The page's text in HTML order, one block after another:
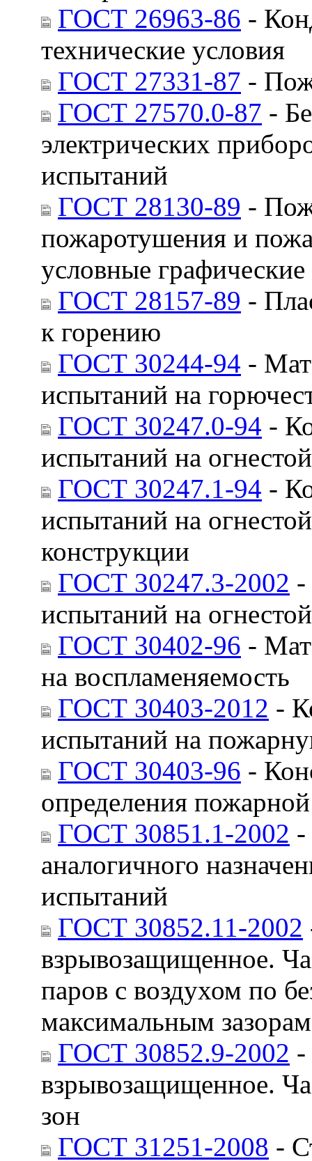
ГОСТ 26963-86 -
технические условия
ГОСТ 27331-87 -
ГОСТ 27570.0-87 -
электрических
испытаний
ГОСТ 28130-89 -
пожаротушения и
условные графические
ГОСТ 28157-89 -
к горению
ГОСТ 30244-94 -
испытаний на
ГОСТ 30247.0-94 -
испытаний на
ГОСТ 30247.1-94 -
испытаний на
конструкции
ГОСТ 30247.3-2002 -
испытаний на
ГОСТ 30402-96 -
на воспламеняемость
ГОСТ 30403-2012 -
испытаний на
ГОСТ 30403-96 -
определения
ГОСТ 30851.1-2002 -
аналогичного
испытаний
ГОСТ 30852.11-2002
взрывозащищенное.
паров с воздухом по
максимальным
ГОСТ 30852.9-2002 -
взрывозащищенное.
зон
ГОСТ 31251-2008 -